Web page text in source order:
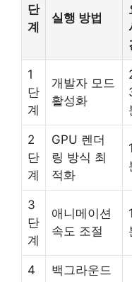
단
계
실행 방법
1
단
계
개발자 모드
활성화
2
단
계
GPU 렌더
링 방식 최
적화
3
단
계
애니메이션
속도 조절
4
백그라운드